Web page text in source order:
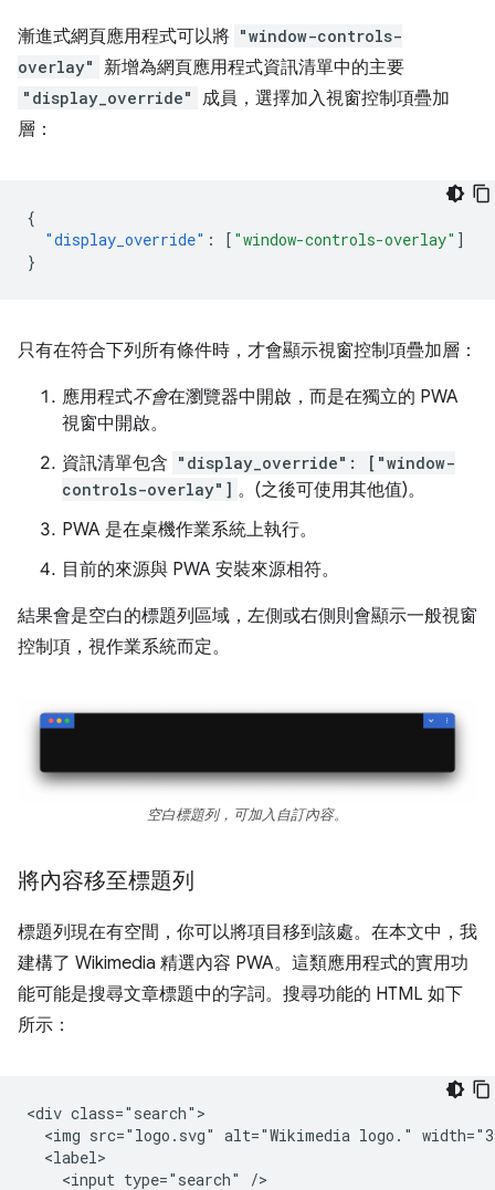
漸進式網頁應用程式可以將 "window-controls-
overlay"
新增為網頁應用程式資訊清單中的主要
"display_override"
成員，選擇加入視窗控制項疊加
層：
{
"display_override" : [ "window-controls-overlay" ]
}
只有在符合下列所有條件時，才會顯示視窗控制項疊加層：
應用程式不會在瀏覽器中開啟，而是在獨立的 PWA
視窗中開啟。
資訊清單包含 "display_override": ["window-
controls-overlay"] 。(之後可使用其他值)。
PWA 是在桌機作業系統上執行。
目前的來源與 PWA 安裝來源相符。
結果會是空白的標題列區域，左側或右側則會顯示一般視窗
控制項，視作業系統而定。
空白標題列，可加入自訂內容。
將內容移至標題列
標題列現在有空間，你可以將項目移到該處。在本文中，我
建構了 Wikimedia 精選內容 PWA。這類應用程式的實用功
能可能是搜尋文章標題中的字詞。搜尋功能的 HTML 如下
所示：
<div class="search">
<img src="logo.svg" alt="Wikimedia logo."
  <label>
    <input type="search" />